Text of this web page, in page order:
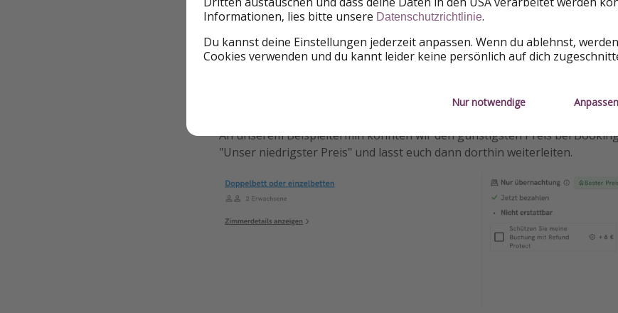
An unserem Beispieltermin konnten wir den günstigsten Preis bei
"Unser niedrigster Preis" und lasst euch dann dorthin weiterleiten.
Informationen, lies bitte unsere Datenschutzrichtlinie.
Du kannst deine Einstellungen jederzeit anpassen. Wenn du ablehnst,
Cookies verwenden und du kannt leider keine persönlich auf dich
Nur notwendige Anpassen